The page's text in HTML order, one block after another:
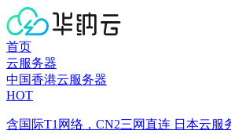
首页
云服务器
中国香港云服务器
HOT
含国际T1网络，CN2三网直连 日本云服